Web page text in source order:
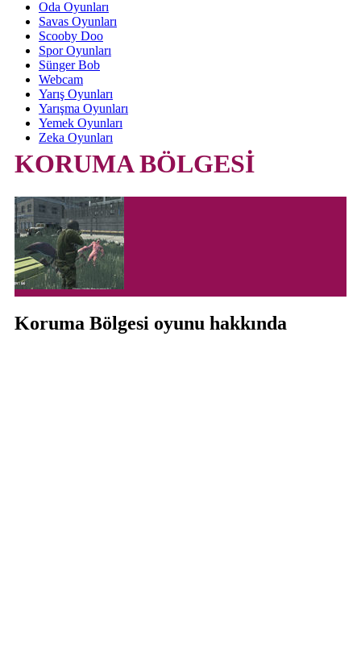
Oda Oyunları
Savas Oyunları
Scooby Doo
Spor Oyunları
Sünger Bob
Webcam
Yarış Oyunları
Yarışma Oyunları
Yemek Oyunları
Zeka Oyunları
KORUMA BÖLGESİ
Koruma Bölgesi oyunu hakkında